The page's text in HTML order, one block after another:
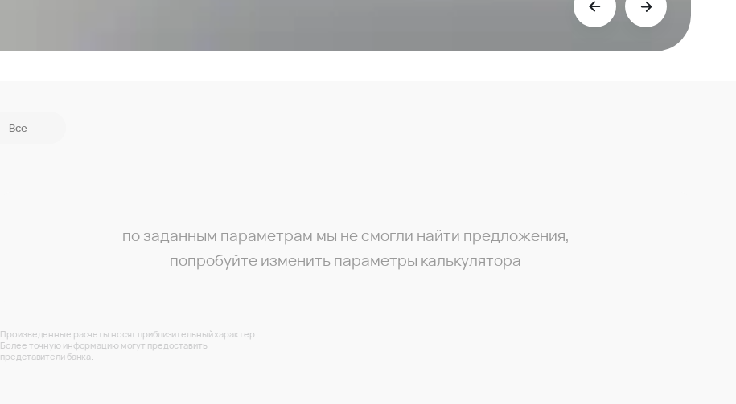
Все
по заданным параметрам мы не смогли найти предложения,
попробуйте изменить параметры калькулятора
Произведенные расчеты носят приблизительный характер.
Более точную информацию могут предоставить
представители банка.